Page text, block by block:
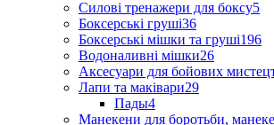
Силові тренажери для боксу5
Боксерські груші36
Боксерські мішки та груші196
Водоналивні мішки26
Аксесуари для бойових
Лапи та маківари29
Пады4
Манекени для боротьби,